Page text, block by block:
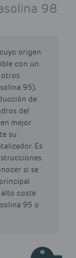
98
origen
con un
otros
95).
de
del
mejor
su
Es
si se
alto coste
95 o